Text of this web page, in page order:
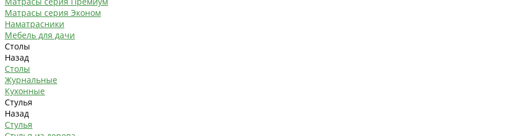
Матрасы серия Эконом
Наматрасники
Мебель для дачи
Столы
Назад
Столы
Журнальные
Кухонные
Стулья
Назад
Стулья